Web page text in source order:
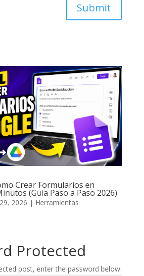
Submit
Crear Formularios en
(Guía Paso a Paso 2026)
2026 | Herramientas
Protected
post, enter the password below: